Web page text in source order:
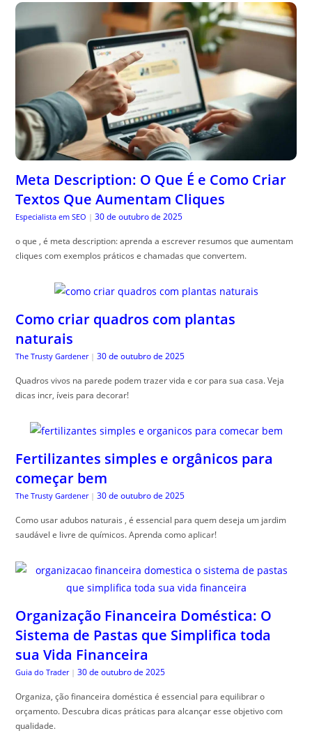
Meta Description: O Que É e Como Criar
Textos Que Aumentam Cliques
Especialista em SEO | 30 de outubro de 2025
o que , é meta description: aprenda a escrever resumos que aumentam
cliques com exemplos práticos e chamadas que convertem.
Como criar quadros com plantas
naturais
The Trusty Gardener | 30 de outubro de 2025
Quadros vivos na parede podem trazer vida e cor para sua casa. Veja
dicas incr, íveis para decorar!
Fertilizantes simples e orgânicos para
começar bem
The Trusty Gardener | 30 de outubro de 2025
Como usar adubos naturais , é essencial para quem deseja um jardim
saudável e livre de químicos. Aprenda como aplicar!
Organização Financeira Doméstica: O
Sistema de Pastas que Simplifica toda
sua Vida Financeira
Guia do Trader | 30 de outubro de 2025
Organiza, ção financeira doméstica é essencial para equilibrar o
orçamento. Descubra dicas práticas para alcançar esse objetivo com
qualidade.